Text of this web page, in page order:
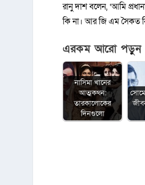
রানু দাশ বলেন, ‘আমি
কি না। আর জি এম সৈকত
এরকম আরো পড়ুন
নাসিমা খানের
আত্মকথন:
তারকালোকের
দিনগুলো